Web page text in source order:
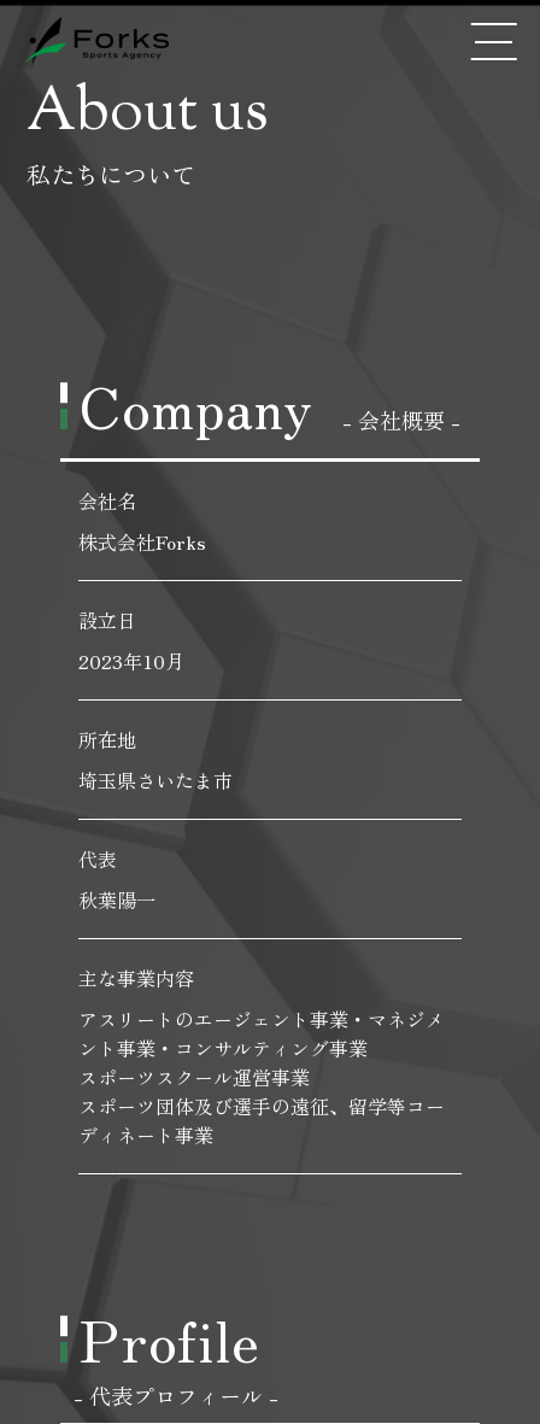
About us
私たちについて
Company - 会社概要 -
会社名
株式会社Forks
設立日
2023年10月
所在地
埼玉県さいたま市
代表
秋葉陽一
主な事業内容
アスリートのエージェント事業・マネジメ
ント事業・コンサルティング事業
スポーツスクール運営事業
スポーツ団体及び選手の遠征、留学等コー
ディネート事業
Profile
- 代表プロフィール -